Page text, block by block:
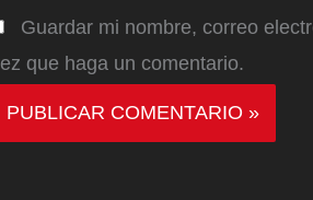
Guardar mi nombre, correo
que haga un comentario.